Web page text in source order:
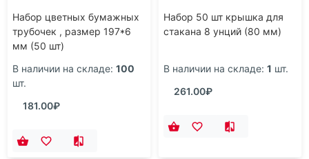
Набор цветных бумажных
трубочек , размер 197*6
мм (50 шт)
В наличии на складе: 100
шт.
181.00₽
Набор 50 шт крышка для
стакана 8 унций (80 мм)
В наличии на складе: 1 шт.
261.00₽